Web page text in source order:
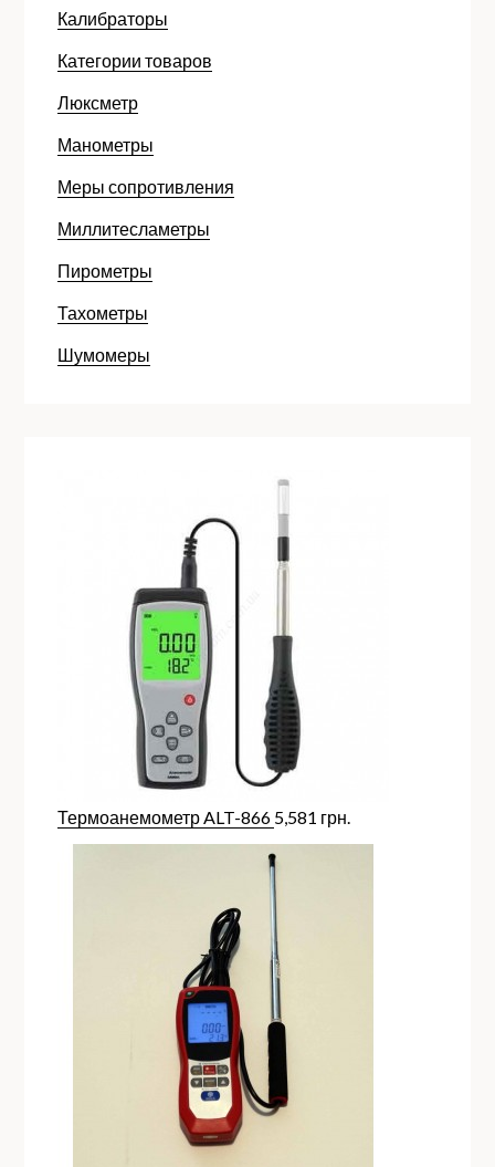
Калибраторы
Категории товаров
Люксметр
Манометры
Меры сопротивления
Миллитесламетры
Пирометры
Тахометры
Шумомеры
Термоанемометр ALT-866 5,581 грн.